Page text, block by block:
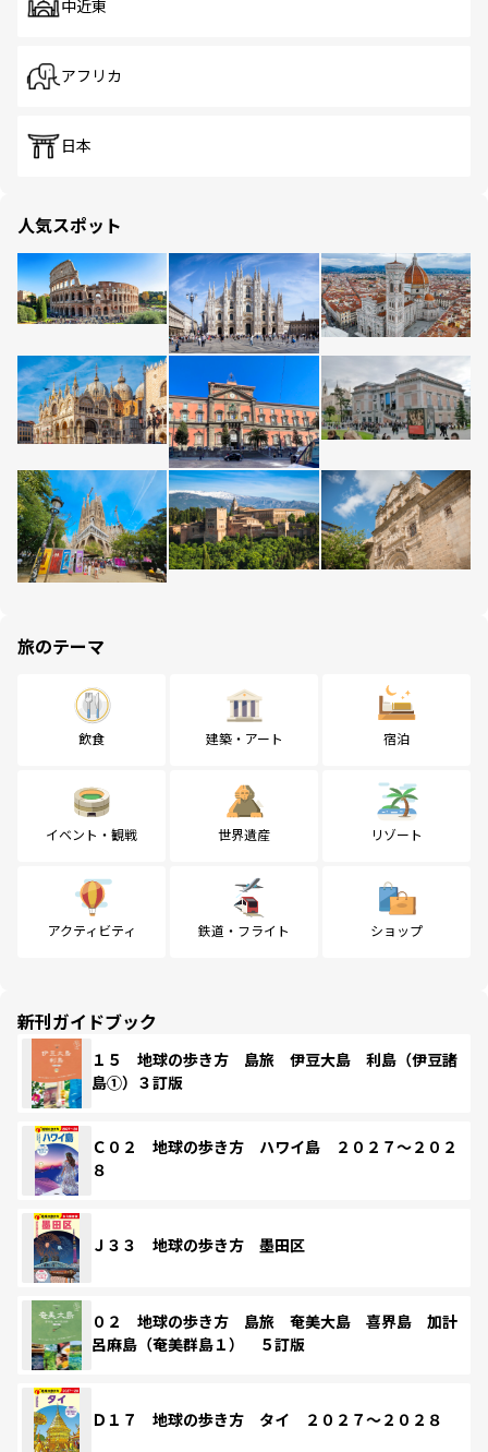
中近東
アフリカ
日本
人気スポット
旅のテーマ
飲食 建築・アート 宿泊
イベント・観戦 世界遺産 リゾート
アクティビティ 鉄道・フライト ショップ
新刊ガイドブック
１５ 地球の歩き方 島旅 伊豆大島 利島（伊豆諸
島①）３訂版
Ｃ０２ 地球の歩き方 ハワイ島 ２０２７～２０２
８
Ｊ３３ 地球の歩き方 墨田区
０２ 地球の歩き方 島旅 奄美大島 喜界島 加計
呂麻島（奄美群島１） ５訂版
Ｄ１７ 地球の歩き方 タイ ２０２７～２０２８